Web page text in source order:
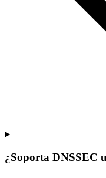
¿Soporta DNSSEC